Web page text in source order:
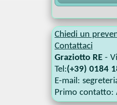
Chiedi un
Contattaci
Graziotto RE -
Tel:(+39) 0184
E-mail:
Primo contatto: